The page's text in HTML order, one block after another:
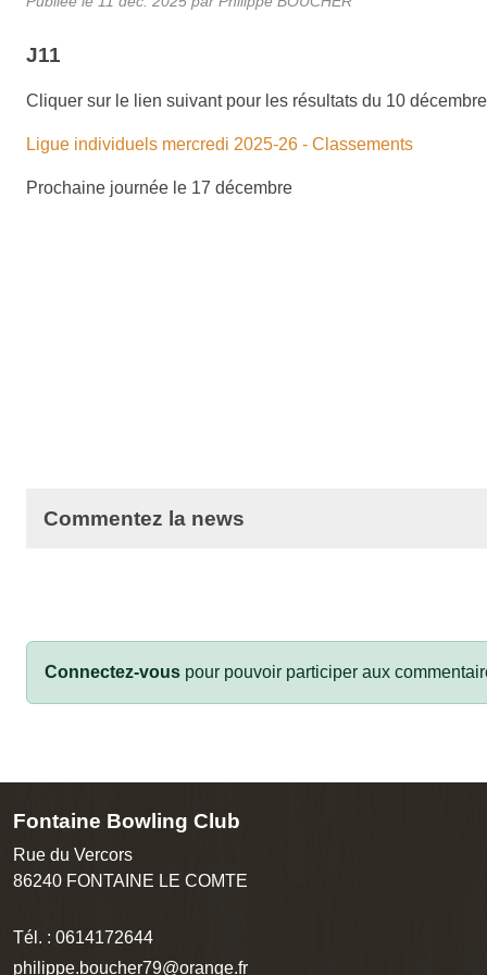
J11
Cliquer sur le lien suivant pour les résultats du 10
Ligue individuels mercredi 2025-26 - Classements
Prochaine journée le 17 décembre
Commentez la news
Connectez-vous pour pouvoir participer aux
Fontaine Bowling Club
Rue du Vercors
86240 FONTAINE LE COMTE
Tél. : 0614172644
philippe.boucher79@orange.fr